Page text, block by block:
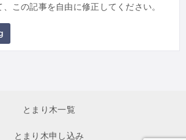
この記事を自由に修正してください。
とまり木一覧
とまり木申し込み